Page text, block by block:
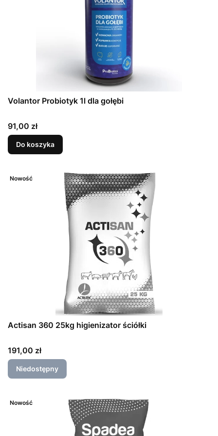
Volantor Probiotyk 1l dla gołębi
Cena
91,00 zł
Do koszyka
Nowość
Actisan 360 25kg higienizator ściółki
Cena
191,00 zł
Niedostępny
Nowość